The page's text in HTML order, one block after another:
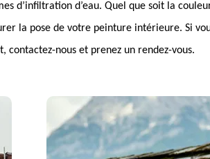
d’infiltration d’eau. Quel que soit la
la pose de votre peinture intérieure. Si
contactez-nous et prenez un rendez-vous.